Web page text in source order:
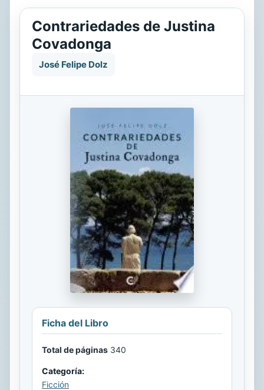
Contrariedades de Justina
Covadonga
José Felipe Dolz
Ficha del Libro
Total de páginas 340
Categoría:
Ficción